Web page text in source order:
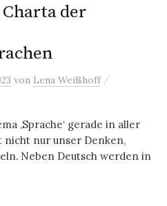
der
von Lena Weißhoff /
‚Sprache‘ gerade in aller
nicht nur unser Denken,
Neben Deutsch werden in